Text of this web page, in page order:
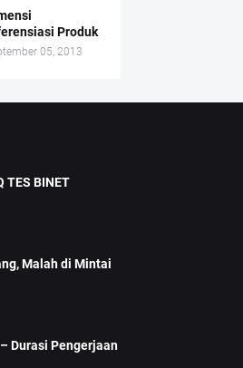
Produk
05, 2013
TES BINET
Malah di Mintai
Durasi Pengerjaan